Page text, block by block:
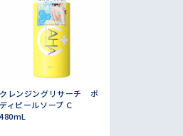
クレンジングリサーチ ボ
ディピールソープ Ｃ
480mL